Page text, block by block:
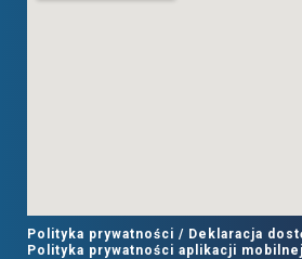
Polityka prywatności / Deklaracja
Polityka prywatności aplikacji mobilnej